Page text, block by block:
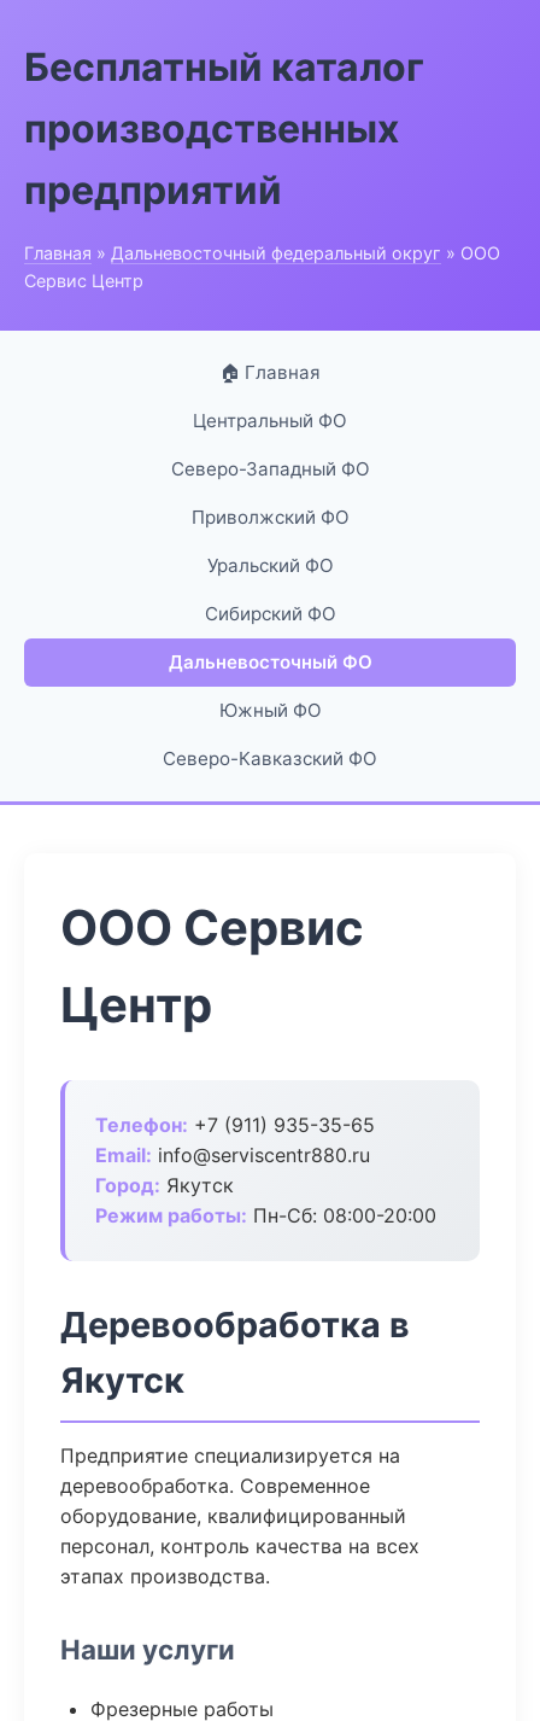
Бесплатный каталог
производственных
предприятий
Главная » Дальневосточный федеральный округ » ООО
Сервис Центр
🏠 Главная
Центральный ФО
Северо-Западный ФО
Приволжский ФО
Уральский ФО
Сибирский ФО
Дальневосточный ФО
Южный ФО
Северо-Кавказский ФО
ООО Сервис
Центр
Телефон: +7 (911) 935-35-65
Email: info@serviscentr880.ru
Город: Якутск
Режим работы: Пн-Сб: 08:00-20:00
Деревообработка в
Якутск
Предприятие специализируется на
деревообработка. Современное
оборудование, квалифицированный
персонал, контроль качества на всех
этапах производства.
Наши услуги
Фрезерные работы